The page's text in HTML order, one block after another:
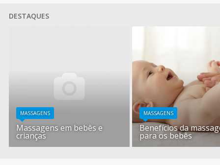
DESTAQUES
MASSAGENS
Massagens em bebês e
crianças
MASSAGENS
Benefícios da
para os bebês